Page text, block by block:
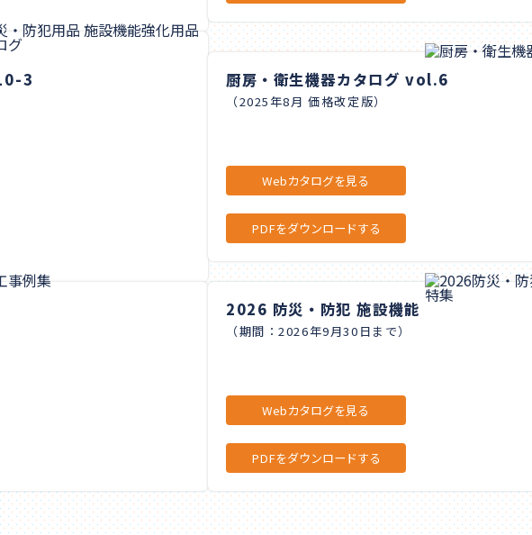
3
厨房・衛生機器カタログ vol.6
（2025年8月 価格改定版）
Webカタログを見る
PDFをダウンロードする
2026 防災・防犯 施設機能
（期間：2026年9月30日まで）
Webカタログを見る
PDFをダウンロードする